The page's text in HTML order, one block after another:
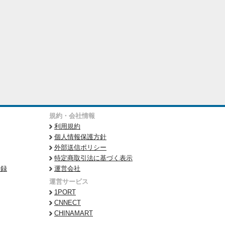
規約・会社情報
利用規約
個人情報保護方針
外部送信ポリシー
特定商取引法に基づく表示
運営会社
運営サービス
1PORT
CNNECT
CHINAMART